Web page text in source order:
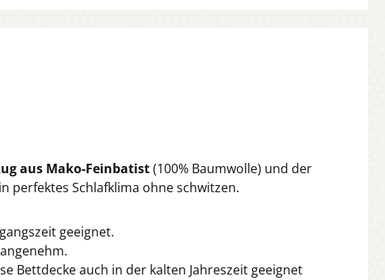
aus Mako-Feinbatist(100% Baumwolle) und der
perfektes Schlafklima ohne schwitzen.
geeignet.
Bettdecke auch in der kalten Jahreszeit geeignet